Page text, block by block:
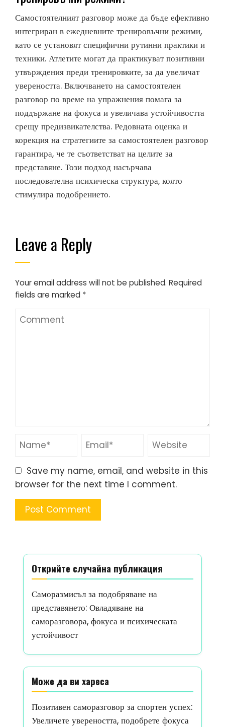
Самостоятелният разговор може да бъде ефективно
интегриран в ежедневните тренировъчни режими,
като се установят специфични рутинни практики и
техники. Атлетите могат да практикуват позитивни
утвърждения преди тренировките, за да увеличат
увереността. Включването на самостоятелен
разговор по време на упражнения помага за
поддържане на фокуса и увеличава устойчивостта
срещу предизвикателства. Редовната оценка и
корекция на стратегиите за самостоятелен разговор
гарантира, че те съответстват на целите за
представяне. Този подход насърчава
последователна психическа структура, която
стимулира подобрението.
Leave a Reply
Your email address will not be published. Required
fields are marked *
Save my name, email, and website in this
browser for the next time I comment.
Открийте случайна публикация
Саморазмисъл за подобряване на
представянето: Овладяване на
саморазговора, фокуса и психическата
устойчивост
Може да ви хареса
Позитивен саморазговор за спортен успех:
Увеличете увереността, подобрете фокуса